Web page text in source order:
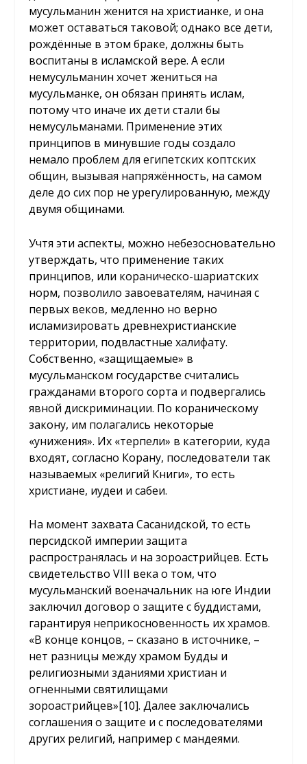
мусульманин женится на христианке, и она
может оставаться таковой; однако все дети,
рождённые в этом браке, должны быть
воспитаны в исламской вере. А если
немусульманин хочет жениться на
мусульманке, он обязан принять ислам,
потому что иначе их дети стали бы
немусульманами. Применение этих
принципов в минувшие годы создало
немало проблем для египетских коптских
общин, вызывая напряжённость, на самом
деле до сих пор не урегулированную, между
двумя общинами.
Учтя эти аспекты, можно небезосновательно
утверждать, что применение таких
принципов, или кораническо-шариатских
норм, позволило завоевателям, начиная с
первых веков, медленно но верно
исламизировать древнехристианские
территории, подвластные халифату.
Собственно, «защищаемые» в
мусульманском государстве считались
гражданами второго сорта и подвергались
явной дискриминации. По кораническому
закону, им полагались некоторые
«унижения». Их «терпели» в категории, куда
входят, согласно Корану, последователи так
называемых «религий Книги», то есть
христиане, иудеи и сабеи.
На момент захвата Сасанидской, то есть
персидской империи защита
распространялась и на зороастрийцев. Есть
свидетельство VIII века о том, что
мусульманский военачальник на юге Индии
заключил договор о защите с буддистами,
гарантируя неприкосновенность их храмов.
«В конце концов, – сказано в источнике, –
нет разницы между храмом Будды и
религиозными зданиями христиан и
огненными святилищами
зороастрийцев»[10]. Далее заключались
соглашения о защите и с последователями
других религий, например с мандеями.